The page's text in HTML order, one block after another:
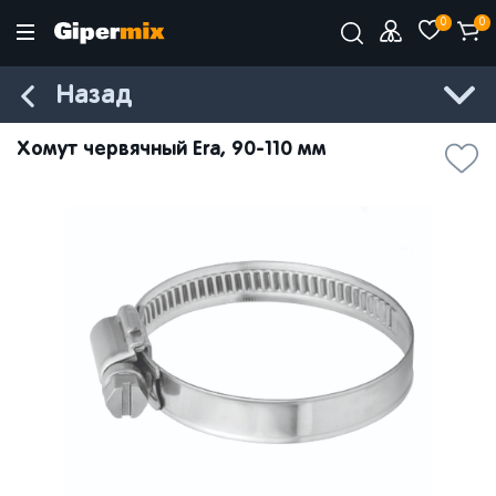
0 0
Назад
Хомут червячный Era, 90-110 мм